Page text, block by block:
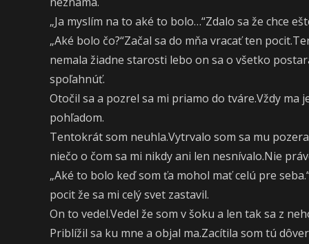
„Ja myslím na to aké to bolo…“Zdalo sa že chce
„Aké bolo čo?“Začal sa do mňa vracať ten
nemala žiadne starosti lebo on sa o všetko
spoľahnúť.
Otočil sa a pozrel sa mi priamo do tváre.Vždy
pohľadom.
Tentokrát som neuhla.Vytrvalo som sa mu
niečo o čom sa mi nikdy ani len nesnívalo.Nie
„Aké to bolo keď som ťa mohol mať celú pre
pocit že sa mi celý svet zastavil.
On to vedel.Vedel že som v šoku a len tak sa z
Priblížil sa ku mne a objal ma.Zacítila som tú